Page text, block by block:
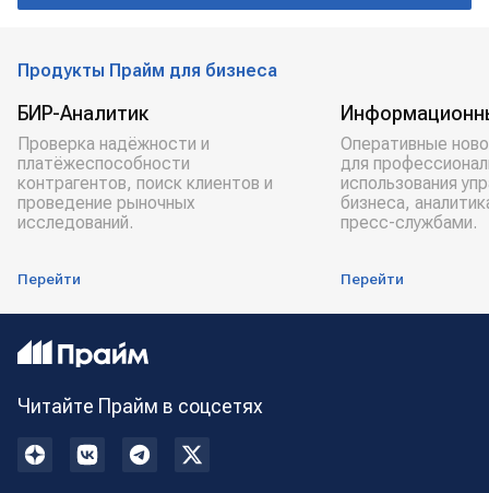
Продукты Прайм для бизнеса
БИР-Аналитик
Проверка надёжности и
платёжеспособности
контрагентов, поиск клиентов и
проведение рыночных
исследований.
Перейти
Оперативные
для
использования
бизнеса,
пресс-службами.
Перейти
Читайте Прайм в соцсетях